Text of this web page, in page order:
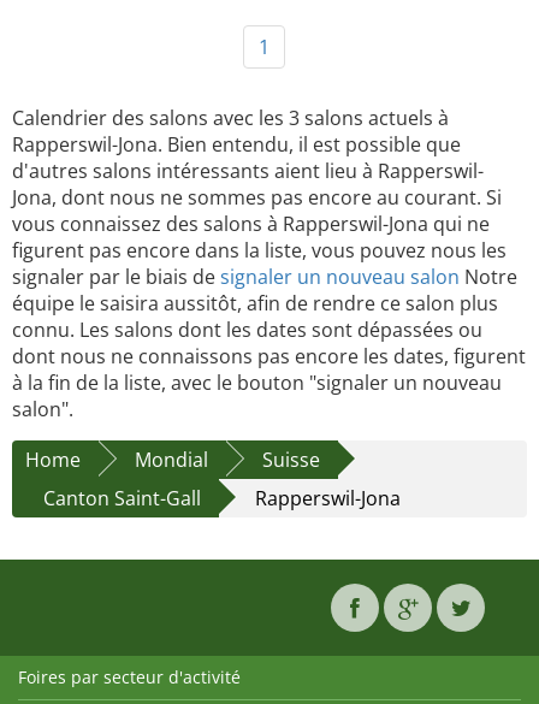
1
Calendrier des salons avec les 3 salons actuels à
Rapperswil-Jona. Bien entendu, il est possible que
d'autres salons intéressants aient lieu à Rapperswil-
Jona, dont nous ne sommes pas encore au courant. Si
vous connaissez des salons à Rapperswil-Jona qui ne
figurent pas encore dans la liste, vous pouvez nous les
signaler par le biais designaler un nouveau salon Notre
équipe le saisira aussitôt, afin de rendre ce salon plus
connu. Les salons dont les dates sont dépassées ou
dont nous ne connaissons pas encore les dates, figurent
à la fin de la liste, avec le bouton "signaler un nouveau
salon".
Home
Mondial
Suisse
Canton Saint-Gall
Rapperswil-Jona
Foires par secteur d'activité